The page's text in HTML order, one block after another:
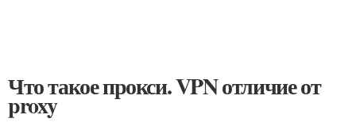
Что такое прокси. VPN отличие от
proxy